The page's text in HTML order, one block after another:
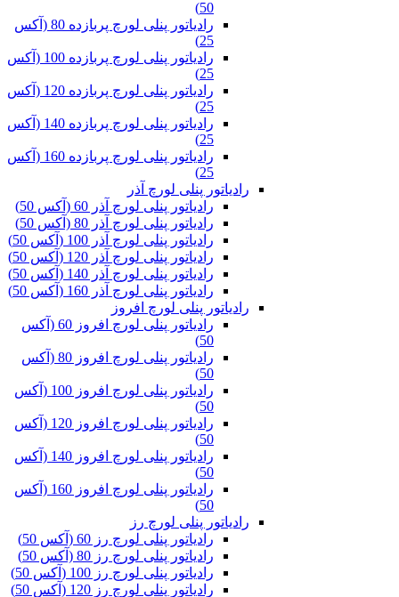
50)
رادیاتور پنلی لورچ پربازده 80 (آکس
25)
رادیاتور پنلی لورچ پربازده 100 (آکس
25)
رادیاتور پنلی لورچ پربازده 120 (آکس
25)
رادیاتور پنلی لورچ پربازده 140 (آکس
25)
رادیاتور پنلی لورچ پربازده 160 (آکس
25)
رادیاتور پنلی لورچ آذر
رادیاتور پنلی لورچ آذر 60 (آکس 50)
رادیاتور پنلی لورچ آذر 80 (آکس 50)
رادیاتور پنلی لورچ آذر 100 (آکس 50)
رادیاتور پنلی لورچ آذر 120 (آکس 50)
رادیاتور پنلی لورچ آذر 140 (آکس 50)
رادیاتور پنلی لورچ آذر 160 (آکس 50)
رادیاتور پنلی لورچ افروز
رادیاتور پنلی لورچ افروز 60 (آکس
50)
رادیاتور پنلی لورچ افروز 80 (آکس
50)
رادیاتور پنلی لورچ افروز 100 (آکس
50)
رادیاتور پنلی لورچ افروز 120 (آکس
50)
رادیاتور پنلی لورچ افروز 140 (آکس
50)
رادیاتور پنلی لورچ افروز 160 (آکس
50)
رادیاتور پنلی لورچ رز
رادیاتور پنلی لورچ رز 60 (آکس 50)
رادیاتور پنلی لورچ رز 80 (آکس 50)
رادیاتور پنلی لورچ رز 100 (آکس 50)
رادیاتور پنلی لورچ رز 120 (آکس 50)